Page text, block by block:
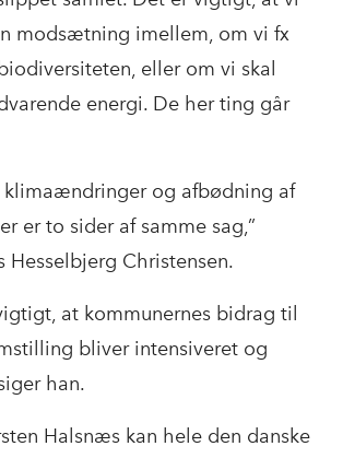
modsætning imellem, om vi fx
eller om vi skal
energi. De her ting går
klimaændringer og afbødning af
er to sider af samme sag,”
Hesselbjerg Christensen.
at kommunernes bidrag til
bliver intensiveret og
han.
Halsnæs kan hele den danske